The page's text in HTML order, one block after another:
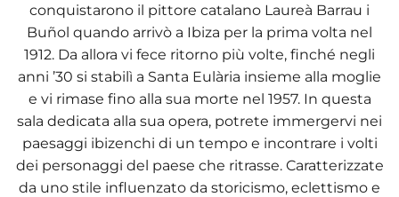
conquistarono il pittore catalano Laureà Barrau i
Buñol quando arrivò a Ibiza per la prima volta nel
1912. Da allora vi fece ritorno più volte, finché negli
anni ’30 si stabilì a Santa Eulària insieme alla moglie
e vi rimase fino alla sua morte nel 1957. In questa
sala dedicata alla sua opera, potrete immergervi nei
paesaggi ibizenchi di un tempo e incontrare i volti
dei personaggi del paese che ritrasse. Caratterizzate
da uno stile influenzato da storicismo, eclettismo e